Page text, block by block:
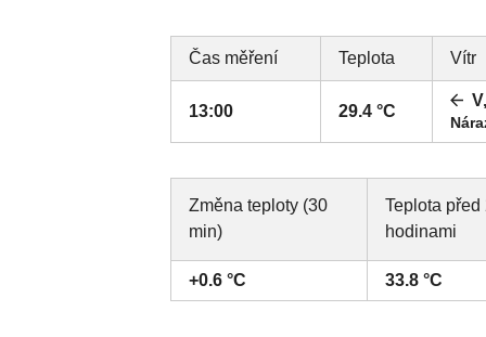
Čas měření Teplota Vítr
13:00 29.4 °C
Změna teploty (30
min)
Teplota před
hodinami
+0.6 °C 33.8 °C